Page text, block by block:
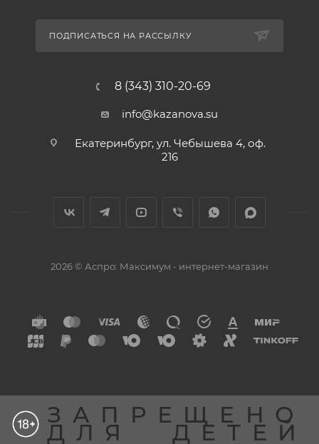
ПОДПИСАТЬСЯ НА РАССЫЛКУ
8 (343) 310-20-69
info@kazanova.su
Екатеринбург, ул. Чебышева 4, оф.
216
2026 © Аспро: Максимум - интернет-магазин
ЗАПРЕЩЕНО
ДЛЯ ДЕТЕЙ